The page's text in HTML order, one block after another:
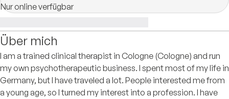
Nur online verfügbar
Über mich
I am a trained clinical therapist in Cologne (Cologne) and run
my own psychotherapeutic business. I spent most of my life in
Germany, but I have traveled a lot. People interested me from
a young age, so I turned my interest into a profession. I have